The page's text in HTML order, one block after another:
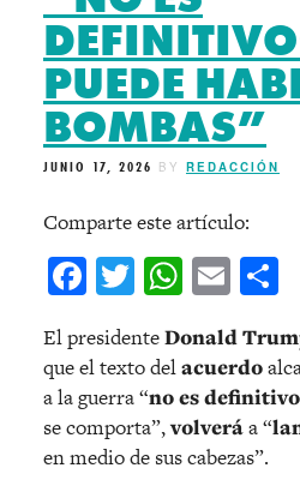
PUEDE
BOMBAS”
JUNIO 17, 2026 BY REDACCIÓN
Comparte este artículo:
Facebook
TwitterEmail
El presidenteDonald
que el texto delacuerdo
a la guerra “no es definitivo
se comporta”,volveráa “
en medio de sus cabezas”.